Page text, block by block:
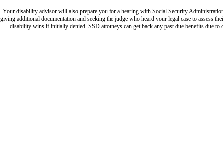
Your disability advisor will also prepare you for a hearing with Social Security
giving additional documentation and seeking the judge who heard your legal case to assess
disability wins if initially denied. SSD attorneys can get back any past due benefits due